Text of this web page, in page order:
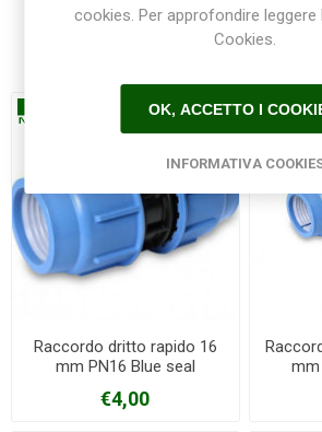
Prodotti
Raccordo dritto rapido 16
mm PN16 Blue seal
€4,00
mm
cookies. Per approfondire leggere
Cookies.
OK, ACCETTO I
INFORMATIVA